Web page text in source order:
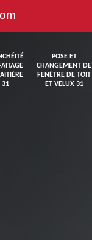
31
POSE ET
CHANGEMENT DE
FENÊTRE DE TOIT
ET VELUX 31